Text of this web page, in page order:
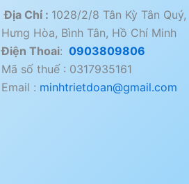
Địa Chỉ : 1028/2/8 Tân Kỳ Tân Quý,
Hưng Hòa, Bình Tân, Hồ Chí Minh
Điện Thoai: 0903809806
Mã số thuế : 0317935161
Email : minhtrietdoan@gmail.com